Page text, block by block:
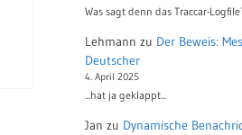
Was sagt denn das Traccar-
Lehmann zu Der Beweis:
Deutscher
4. April 2025
...hat ja geklappt...
Jan zu Dynamische